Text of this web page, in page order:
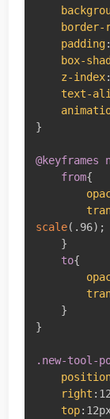
border-
padding:
box-
z-index:
text-
}
@keyframes
from{
scale( .96) ;
}
to{
}
}
.new-tool-
right :
top: